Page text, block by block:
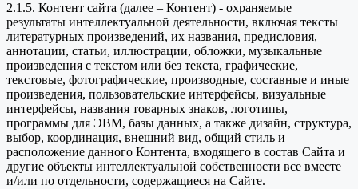
2.1.5. Контент сайта (далее – Контент) - охраняемые
результаты интеллектуальной деятельности, включая тексты
литературных произведений, их названия, предисловия,
аннотации, статьи, иллюстрации, обложки, музыкальные
произведения с текстом или без текста, графические,
текстовые, фотографические, производные, составные и иные
произведения, пользовательские интерфейсы, визуальные
интерфейсы, названия товарных знаков, логотипы,
программы для ЭВМ, базы данных, а также дизайн, структура,
выбор, координация, внешний вид, общий стиль и
расположение данного Контента, входящего в состав Сайта и
другие объекты интеллектуальной собственности все вместе
и/или по отдельности, содержащиеся на Сайте.